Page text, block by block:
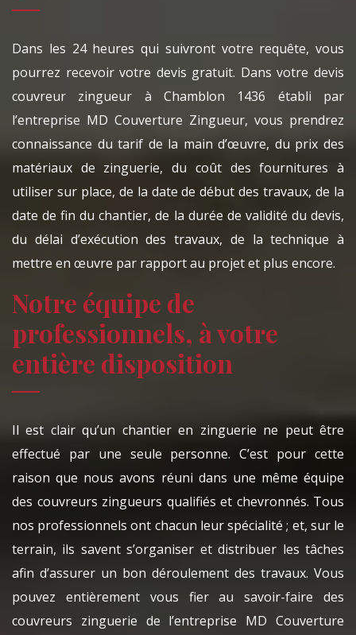
Dans les 24 heures qui suivront votre requête, vous
pourrez recevoir votre devis gratuit. Dans votre devis
couvreur zingueur à Chamblon 1436 établi par
l’entreprise MD Couverture Zingueur, vous prendrez
connaissance du tarif de la main d’œuvre, du prix des
matériaux de zinguerie, du coût des fournitures à
utiliser sur place, de la date de début des travaux, de la
date de fin du chantier, de la durée de validité du devis,
du délai d’exécution des travaux, de la technique à
mettre en œuvre par rapport au projet et plus encore.
Notre équipe de
professionnels, à votre
entière disposition
Il est clair qu’un chantier en zinguerie ne peut être
effectué par une seule personne. C’est pour cette
raison que nous avons réuni dans une même équipe
des couvreurs zingueurs qualifiés et chevronnés. Tous
nos professionnels ont chacun leur spécialité ; et, sur le
terrain, ils savent s’organiser et distribuer les tâches
afin d’assurer un bon déroulement des travaux. Vous
pouvez entièrement vous fier au savoir-faire des
couvreurs zinguerie de l’entreprise MD Couverture